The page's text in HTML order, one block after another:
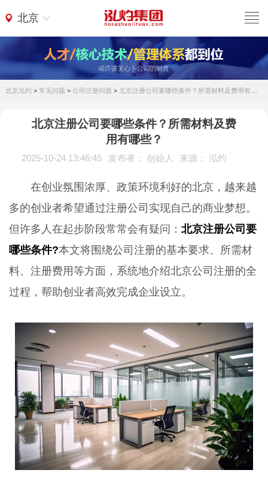
北京
北京泓灼 > 常见问题 > 公司注册问题 > 北京注册公司要哪些条件？所需材料及费用有哪些？
北京注册公司要哪些条件？所需材料及费
用有哪些？
2025-10-24 13:46:45 发布者： 创始人 来源： 泓灼
在创业氛围浓厚、政策环境利好的北京，越来越
多的创业者希望通过注册公司实现自己的商业梦想。
但许多人在起步阶段常常会有疑问： 北京注册公司要
哪些条件?本文将围绕公司注册的基本要求、所需材
料、注册费用等方面，系统地介绍北京公司注册的全
过程，帮助创业者高效完成企业设立。